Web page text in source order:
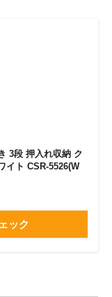
3段 押入れ収納 ク
イト CSR-5526(W
ック